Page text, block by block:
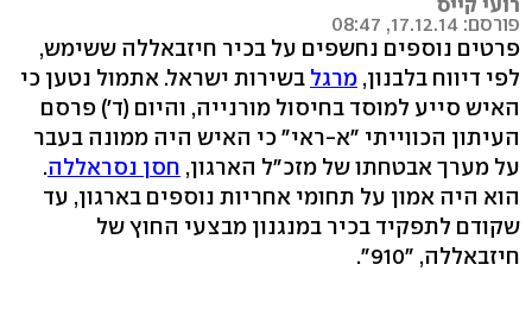
רועי קייס
פורסם: 17.12.14, 08:47
פרטים נוספים נחשפים על בכיר חיזבאללה ששימש,
לפי דיווח בלבנון, מרגל בשירות ישראל. אתמול נטען כי
האיש סייע למוסד בחיסול מורנייה, והיום (ד') פרסם
העיתון הכווייתי "א-ראי" כי האיש היה ממונה בעבר
על מערך אבטחתו של מזכ"ל הארגון, חסן נסראללה.
הוא היה אמון על תחומי אחריות נוספים בארגון, עד
שקודם לתפקיד בכיר במנגנון מבצעי החוץ של
חיזבאללה, "910".